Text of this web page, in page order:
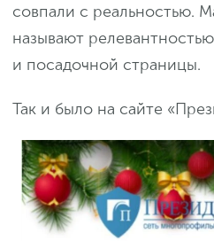
совпали с реальностью.
называют
и посадочной страницы.
Так и было на сайте